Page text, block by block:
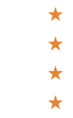
★
★
★
★